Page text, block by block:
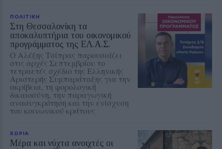
ΠΟΛΙΤΙΚΗ
Στη Θεσσαλονίκη τα
αποκαλυπτήρια του οικονομικού
προγράμματος της ΕΛ.Α.Σ.
Ο Αλέξης Τσίπρας παρουσιάζει
στις αρχές Σεπτεμβρίου το
τετραετές σχέδιο της Ελληνικής
Αριστερής Συμπαράταξης για την
ακρίβεια, τη φορολογική
δικαιοσύνη, την παραγωγική
ανασυγκρότηση και την ενίσχυση
του κοινωνικού κράτους
ΧΩΡΙΑ
Μέρα και νύχτα ανοιχτές οι